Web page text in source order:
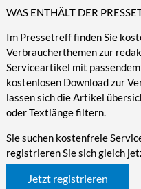
WAS ENTHÄLT DER
Im Pressetreff finden Sie
Verbraucherthemen zur
Serviceartikel mit
kostenlosen Download zur
lassen sich die Artikel
oder Textlänge filtern.
Sie suchen kostenfreie
registrieren Sie sich gleich
Jetzt registrieren